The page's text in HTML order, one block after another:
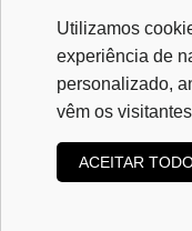
Utilizamos
experiência de
personalizado,
vêm os
ACEITAR